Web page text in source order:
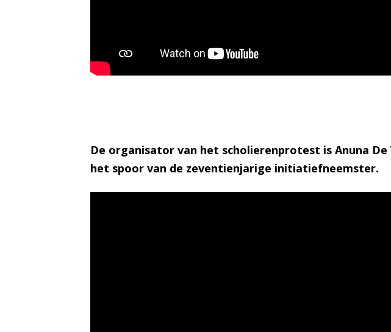
De organisator van het scholierenprotest is Anuna De
het spoor van de zeventienjarige initiatiefneemster.